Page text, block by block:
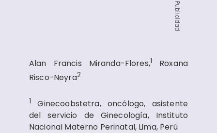
Publicidad
Alan Francis Miranda-Flores,1
Roxana
Risco-Neyra2
1Ginecoobstetra, oncólogo, asistente
del servicio de Ginecología, Instituto
Nacional Materno Perinatal, Lima, Perú